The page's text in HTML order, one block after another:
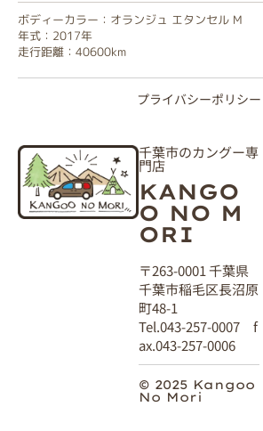
ボディーカラー：オランジュ エタンセル M
年式：2017年
走行距離：40600km
プライバシーポリシー
千葉市のカングー専
門店
KANGO
O NO M
ORI
〒263-0001 千葉県
千葉市稲毛区長沼原
町48-1
Tel.043-257-0007 f
ax.043-257-0006
© 2025 Kangoo
No Mori